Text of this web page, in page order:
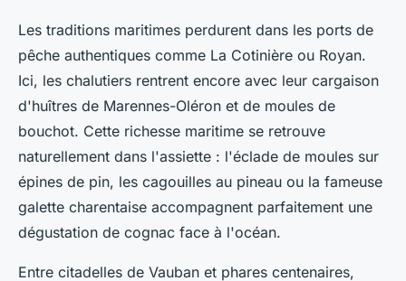
Les traditions maritimes perdurent dans les ports de
pêche authentiques comme La Cotinière ou Royan.
Ici, les chalutiers rentrent encore avec leur cargaison
d'huîtres de Marennes-Oléron et de moules de
bouchot. Cette richesse maritime se retrouve
naturellement dans l'assiette : l'éclade de moules sur
épines de pin, les cagouilles au pineau ou la fameuse
galette charentaise accompagnent parfaitement une
dégustation de cognac face à l'océan.
Entre citadelles de Vauban et phares centenaires,